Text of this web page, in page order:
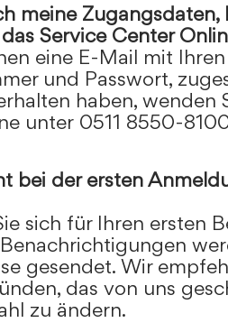
meine
Service Center
eine E-Mail mit
und Passwort,
haben, wenden
unter 0511 8550-
bei der ersten
sich für Ihren ersten
gesendet. Wir
das von uns
zu ändern.